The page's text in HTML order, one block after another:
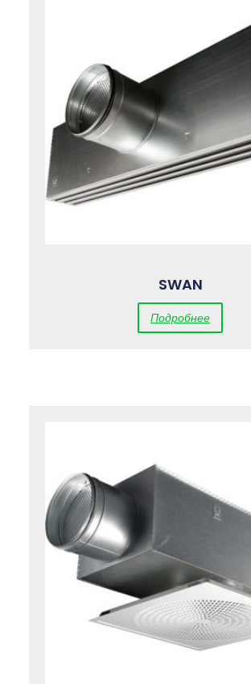
SWAN
Подробнее